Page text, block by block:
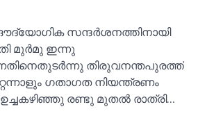
സന്ദര്‍ശനത്തിനായി
മുർമു ഇന്നു
തിരുവനന്തപുരത്ത്
ഗതാഗത നിയന്ത്രണം
രണ്ടു മുതല്‍ രാത്രി…